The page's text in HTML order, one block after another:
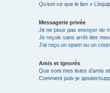
Qu’est-ce que le lien «
Messagerie privée
Je ne peux pas envoyer de
Je reçois sans arrêt des
J’ai reçu un spam ou un
Amis et ignorés
Que sont mes listes d’amis
Comment puis-je ajouter/